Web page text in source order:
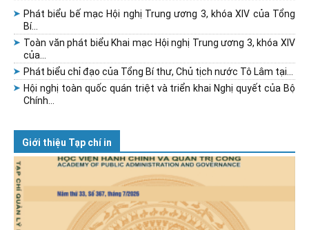
Phát biểu bế mạc Hội nghị Trung ương 3, khóa XIV của Tổng
Bí...
Toàn văn phát biểu Khai mạc Hội nghị Trung ương 3, khóa XIV
của...
Phát biểu chỉ đạo của Tổng Bí thư, Chủ tịch nước Tô Lâm tại...
Hội nghị toàn quốc quán triệt và triển khai Nghị quyết của Bộ
Chính...
Giới thiệu Tạp chí in